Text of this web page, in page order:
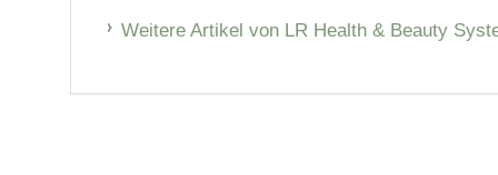
Weitere Artikel von LR Health & Beauty